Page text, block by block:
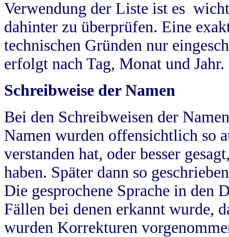
Verwendung der Liste ist es
dahinter zu überprüfen. Eine
technischen Gründen nur
erfolgt nach Tag, Monat und Jahr.
Schreibweise der Namen
Bei den Schreibweisen der
Namen wurden offensichtlich so
verstanden hat, oder besser
haben. Später dann so
Die gesprochene Sprache in
Fällen bei denen erkannt wurde,
wurden Korrekturen